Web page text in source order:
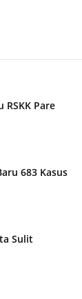
RSKK Pare
683 Kasus
Sulit